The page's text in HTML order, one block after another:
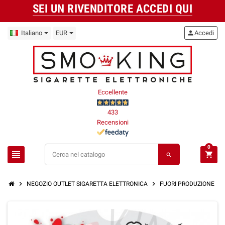
SEI UN RIVENDITORE ACCEDI QUI
Italiano EUR
Eccellente
433
Recensioni
view_headline search
personAccedi
shopping_cart
0
chevron_right NEGOZIO OUTLET SIGARETTA ELETTRONICA chevron_right FUORI PRODUZIONE